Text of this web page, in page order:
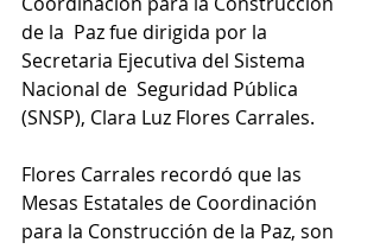
de la  Paz fue dirigida por la
Secretaria Ejecutiva del Sistema
Nacional de  Seguridad Pública
(SNSP), Clara Luz Flores Carrales.
Flores Carrales recordó que las
Mesas Estatales de Coordinación
para la Construcción de la Paz, son